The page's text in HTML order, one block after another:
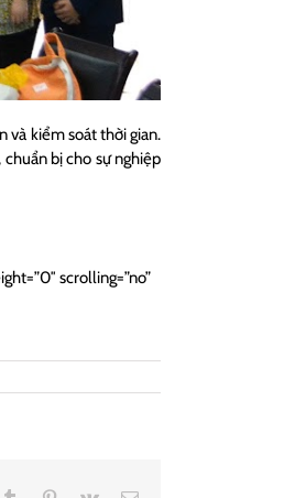
và kiểm soát thời gian.
bị cho sự nghiệp
scrolling=”no”